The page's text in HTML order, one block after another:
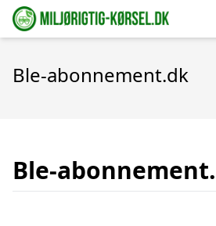
Ble-abonnement.dk
Ble-